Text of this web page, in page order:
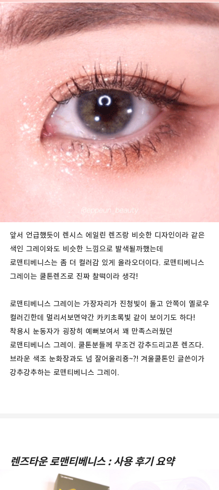
앞서 언급했듯이 렌시스 에일린 렌즈랑 비슷한 디자인이라 같은
색인 그레이와도 비슷한 느낌으로 발색될까했는데
로맨티베니스는 좀 더 컬러감 있게 올라오더이다. 로맨티베니스
그레이는 쿨톤렌즈로 진짜 찰떡이라 생각!
로맨티베니스 그레이는 가장자리가 진청빛이 돌고 안쪽이 옐로우
컬러긴한데 멀리서보면약간 카키초록빛 같이 보이기도 하다!
착용시 눈동자가 굉장히 예뻐보여서 꽤 만족스러웠던
로맨티베니스 그레이. 쿨톤분들께 무조건 강추드리고픈 렌즈다.
브라운 색조 눈화장과도 넘 잘어울리죵~?! 겨울쿨톤인 글쓴이가
강추강추하는 로맨티베니스 그레이.
렌즈타운 로맨티베니스 : 사용 후기 요약